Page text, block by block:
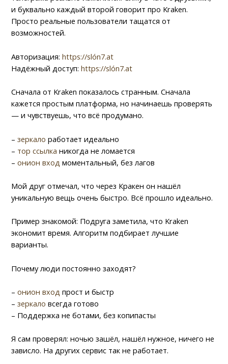
и буквально каждый второй говорит про Kraken.
Просто реальные пользователи тащатся от
возможностей.
Авторизация:https://slón7.at
Надёжный доступ:https://slón7.at
Сначала от Kraken показалось странным. Сначала
кажется простым платформа, но начинаешь проверять
— и чувствуешь, что всё продумано.
–зеркало работает идеально
– тор ссылка никогда не ломается
–онион вход моментальный, без лагов
Мой друг отмечал, что через Кракен он нашёл
уникальную вещь очень быстро. Всё прошло идеально.
Пример знакомой: Подруга заметила, что Kraken
экономит время. Алгоритм подбирает лучшие
варианты.
Почему люди постоянно заходят?
–онион вход прост и быстр
–зеркало всегда готово
– Поддержка не ботами, без копипасты
Я сам проверял: ночью зашёл, нашёл нужное, ничего не
зависло. На других сервис так не работает.